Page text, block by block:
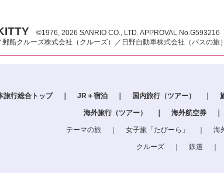
©1976, 2026 SANRIO CO., LTD. APPROVAL No.G593216
郵船クルーズ株式会社（クルーズ）／日野自動車株式会社（バスの旅）
旅行総合トップ JR＋宿泊 国内旅行（ツアー）
海外旅行（ツアー） 海外航空券
テーマの旅 女子旅「たびーら」 海
クルーズ 鉄道